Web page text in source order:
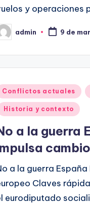
y operaciones
admin 9 de
Conflictos actuales
Historia y contexto
a la guerra
a la guerra
Claves
eurodiputado